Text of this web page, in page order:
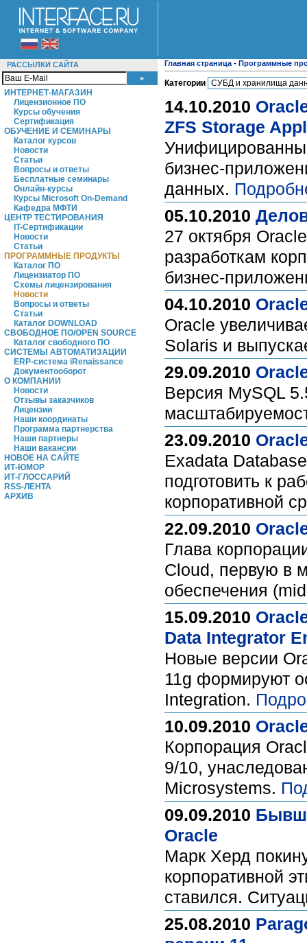
РАССЫЛКИ САЙТА
ИНТЕРНЕТ-МАГАЗИН
Лицензионное ПО
Курсы обучения
Сертификация
ОБУЧЕНИЕ И СЕМИНАРЫ
Каталог курсов
Новости
Статьи
Вопросы и ответы
Бесплатные семинары
Онлайн-курсы
Курсы Microsoft On-Demand
Кафедра МФТИ
ЦЕНТР ТЕСТИРОВАНИЯ
IT-Сертификации
Новости
Статьи
ПРОГРАММНЫЕ ПРОДУКТЫ
Каталог ПО
Лицензиатор ПО
Схемы лицензирования
Новости
Вопросы и ответы
Статьи
Каталог DOWNLOAD
СВОБОДНОЕ ПО/OPEN SOURCE
Каталог свободного ПО
СИСТЕМЫ АВТОМАТИЗАЦИИ
ERP-система iRenaissance
Документооборот
О КОМПАНИИ
Новости
Отзывы заказчиков
Лицензии
Наши координаты
Программа партнерства
Наши партнеры
Наши вакансии
НОВОЕ НА САЙТЕ
ИТ-ЮМОР
ИТ-ГЛОССАРИЙ
RSS-ЛЕНТА
АРХИВ
Главная страница - Программные
Категории
14.10.2010
ZFS Storage
бизнес-
данных.
05.10.2010
27 октября
разработкам
бизнес-
04.10.2010
Oracle
Solaris и
29.09.2010
Версия MySQL
23.09.2010
Exadata
подготовить к
корпоративной
22.09.2010
Глава
Cloud, первую в
обеспечения
15.09.2010
Data Integrator
Новые версии
11g формируют
Integration.
10.09.2010
Корпорация
9/10,
Microsystems.
09.09.2010
Oracle
Марк Херд
корпоративной
ставился.
25.08.2010